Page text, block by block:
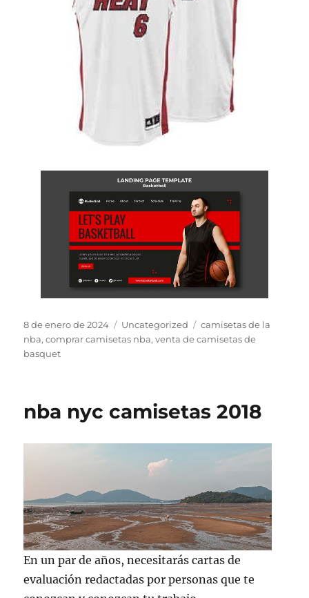
Publicado
el
8 de enero de 2024 Categorías
Uncategorized Etiquetas
camisetas de la
nba,comprar camisetas nba,venta de camisetas de
basquet
nba nyc camisetas 2018
En un par de años, necesitarás cartas de
evaluación redactadas por personas que te